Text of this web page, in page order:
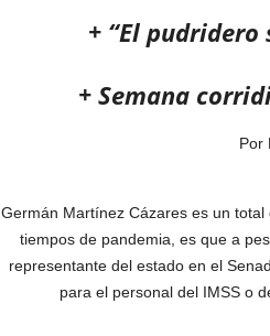
+ “El
+ Semana
Por
Germán Martínez Cázares es un
tiempos de pandemia, es que a
representante del estado en el
para el personal del IMSS o